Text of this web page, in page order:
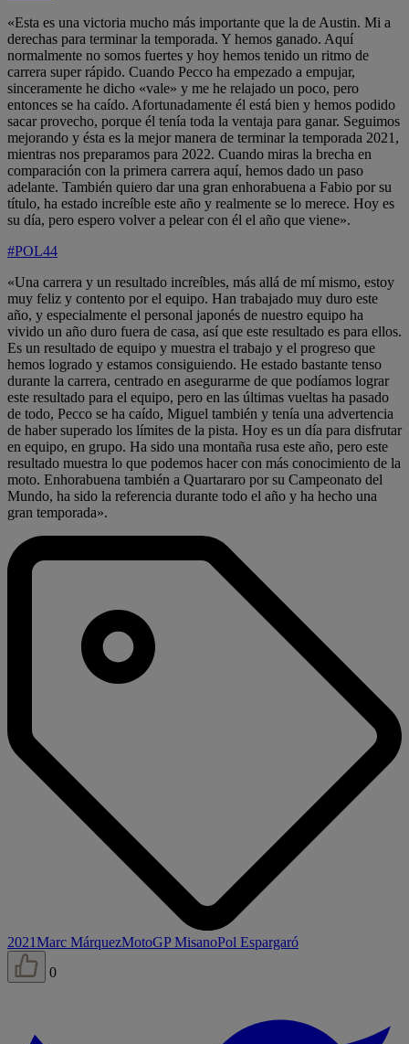
«Esta es una victoria mucho más importante que la de Austin. Mi a
derechas para terminar la temporada. Y hemos ganado. Aquí
normalmente no somos fuertes y hoy hemos tenido un ritmo de
carrera super rápido. Cuando Pecco ha empezado a empujar,
sinceramente he dicho «vale» y me he relajado un poco, pero
entonces se ha caído. Afortunadamente él está bien y hemos podido
sacar provecho, porque él tenía toda la ventaja para ganar. Seguimos
mejorando y ésta es la mejor manera de terminar la temporada 2021,
mientras nos preparamos para 2022. Cuando miras la brecha en
comparación con la primera carrera aquí, hemos dado un paso
adelante. También quiero dar una gran enhorabuena a Fabio por su
título, ha estado increíble este año y realmente se lo merece. Hoy es
su día, pero espero volver a pelear con él el año que viene».
#POL44
«Una carrera y un resultado increíbles, más allá de mí mismo, estoy
muy feliz y contento por el equipo. Han trabajado muy duro este
año, y especialmente el personal japonés de nuestro equipo ha
vivido un año duro fuera de casa, así que este resultado es para ellos.
Es un resultado de equipo y muestra el trabajo y el progreso que
hemos logrado y estamos consiguiendo. He estado bastante tenso
durante la carrera, centrado en asegurarme de que podíamos lograr
este resultado para el equipo, pero en las últimas vueltas ha pasado
de todo, Pecco se ha caído, Miguel también y tenía una advertencia
de haber superado los límites de la pista. Hoy es un día para disfrutar
en equipo, en grupo. Ha sido una montaña rusa este año, pero este
resultado muestra lo que podemos hacer con más conocimiento de la
moto. Enhorabuena también a Quartararo por su Campeonato del
Mundo, ha sido la referencia durante todo el año y ha hecho una
gran temporada».
2021Marc MárquezMotoGP MisanoPol Espargaró
0